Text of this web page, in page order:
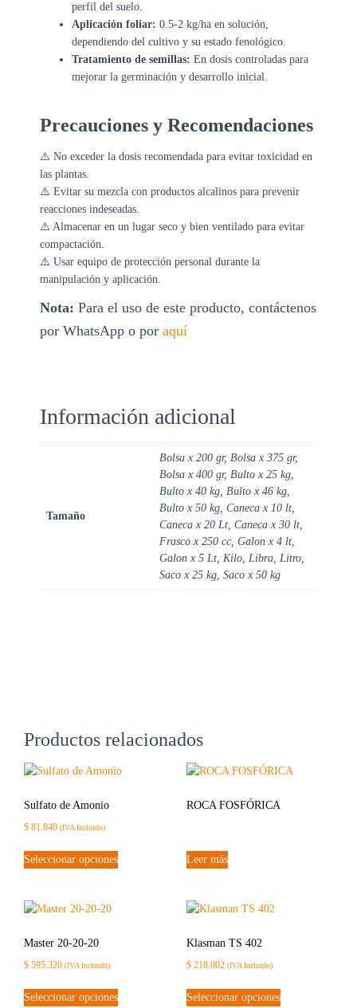
perfil del suelo.
Aplicación foliar: 0.5-2 kg/ha en solución,
dependiendo del cultivo y su estado fenológico.
Tratamiento de semillas: En dosis controladas para
mejorar la germinación y desarrollo inicial.
Precauciones y Recomendaciones
⚠️ No exceder la dosis recomendada para evitar toxicidad en
las plantas.
⚠️ Evitar su mezcla con productos alcalinos para prevenir
reacciones indeseadas.
⚠️ Almacenar en un lugar seco y bien ventilado para evitar
compactación.
⚠️ Usar equipo de protección personal durante la
manipulación y aplicación.
Nota: Para el uso de este producto, contáctenos
por WhatsApp o por aquí
Información adicional
Tamaño
Bolsa x 200 gr, Bolsa x 375 gr,
Bolsa x 400 gr, Bulto x 25 kg,
Bulto x 40 kg, Bulto x 46 kg,
Bulto x 50 kg, Caneca x 10 lt,
Caneca x 20 Lt, Caneca x 30 lt,
Frasco x 250 cc, Galon x 4 lt,
Galon x 5 Lt, Kilo, Libra, Litro,
Saco x 25 kg, Saco x 50 kg
Productos relacionados
Sulfato de Amonio
$ 81.840 (IVA Incluido)
Seleccionar opciones
ROCA FOSFÓRICA
Leer más
Master 20-20-20
$ 595.320 (IVA Incluido)
Seleccionar opciones
Klasman TS 402
$ 218.002 (IVA Incluido)
Seleccionar opciones